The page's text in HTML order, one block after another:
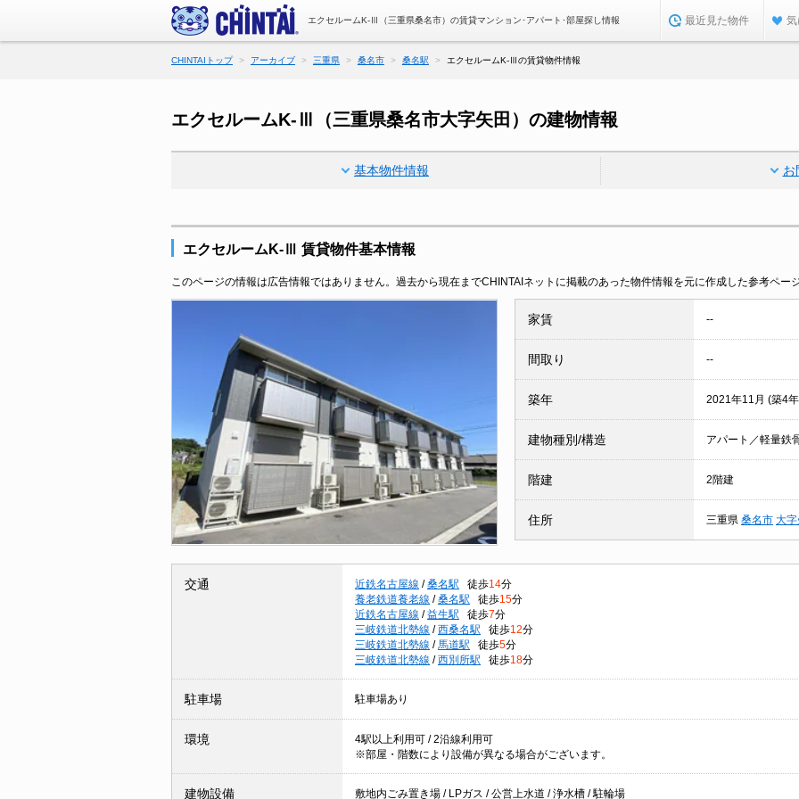
エクセルームK-Ⅲ（三重県桑名市）の賃貸マンション･アパート･部屋探し情報 最近見た物件 気
CHINTAIトップ アーカイブ 三重県 桑名市 桑名駅 エクセルームK-Ⅲの賃貸物件情報
エクセルームK-Ⅲ（三重県桑名市大字矢田）の建物情報
基本物件情報 お
エクセルームK-Ⅲ 賃貸物件基本情報
このページの情報は広告情報ではありません。過去から現在までCHINTAIネットに掲載のあった物件情報を元に作成した参考ページ
家賃 --
間取り --
築年 2021年11月 (築4
建物種別/構造 アパート／軽量鉄
階建 2階建
住所 三重県 桑名市 大字
交通 近鉄名古屋線 / 桑名駅 徒歩14分
養老鉄道養老線 / 桑名駅 徒歩15分
近鉄名古屋線 / 益生駅 徒歩7分
三岐鉄道北勢線 / 西桑名駅 徒歩12分
三岐鉄道北勢線 / 馬道駅 徒歩5分
三岐鉄道北勢線 / 西別所駅 徒歩18分
駐車場 駐車場あり
環境
4駅以上利用可 / 2沿線利用可
※部屋・階数により設備が異なる場合がございます。
建物設備
敷地内ごみ置き場 / LPガス / 公営上水道 / 浄水槽 / 駐輪場